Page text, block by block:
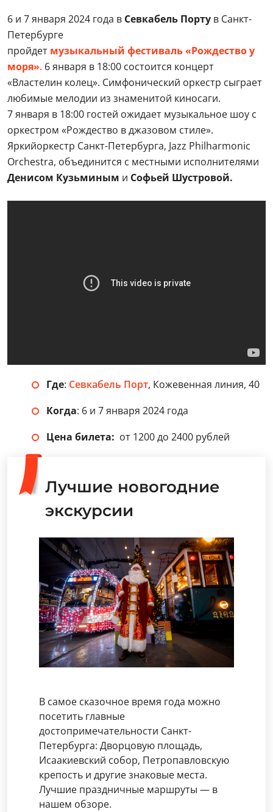
6 и 7 января 2024 года в Севкабель Порту в Санкт-
Петербурге
пройдет музыкальный фестиваль «Рождество у
моря». 6 января в 18:00 состоится концерт
«Властелин колец». Симфонический оркестр сыграет
любимые мелодии из знаменитой киносаги.
7 января в 18:00 гостей ожидает музыкальное шоу с
оркестром «Рождество в джазовом стиле».
Яркийоркестр Санкт-Петербурга, Jazz Philharmonic
Orchestra, объединится с местными исполнителями
Денисом Кузьминым и Софьей Шустровой.
Где: Севкабель Порт, Кожевенная линия, 40
Когда: 6 и 7 января 2024 года
Цена билета: от 1200 до 2400 рублей
Лучшие новогодние
экскурсии
В самое сказочное время года можно
посетить главные
достопримечательности Санкт-
Петербурга: Дворцовую площадь,
Исаакиевский собор, Петропавловскую
крепость и другие знаковые места.
Лучшие праздничные маршруты — в
нашем обзоре.